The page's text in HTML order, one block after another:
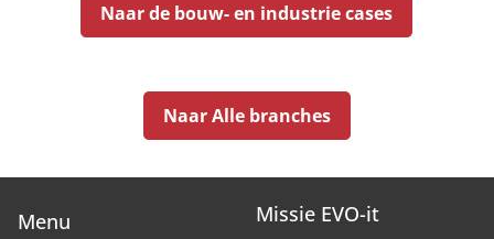
Naar de bouw- en industrie cases
Naar Alle branches
Menu Missie EVO-it